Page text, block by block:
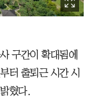
구간이 확대됨에
터 출퇴근 시간 시
혔다.